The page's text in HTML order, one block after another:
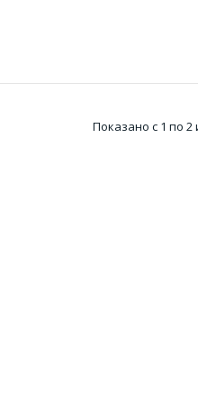
Intertool PT-0705Тип
Показано с 1 по 2